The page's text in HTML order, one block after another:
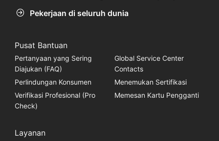
Pekerjaan di seluruh dunia
Pusat Bantuan
Pertanyaan yang Sering
Diajukan (FAQ)
Global Service Center
Contacts
Perlindungan Konsumen
Menemukan Sertifikasi
Verifikasi Profesional (Pro
Check)
Memesan Kartu Pengganti
Layanan